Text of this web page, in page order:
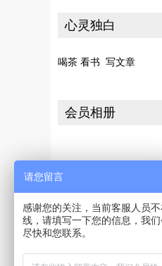
心灵独白
喝茶 看书 写文章
会员相册
若您发现此会员有交友
[请向网站投诉]
请您留言
感谢您的关注，当前客服人员
线，请填写一下您的信息，我们
尽快和您联系。